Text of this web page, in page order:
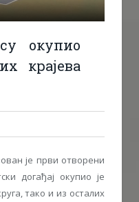
окупио
крајева
је први отворени
догађај окупио је
тако и из осталих